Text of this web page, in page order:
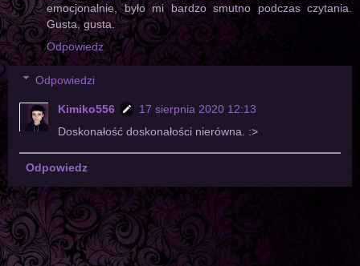
emocjonalnie, było mi bardzo smutno podczas czytania.
Gusta, gusta.
Odpowiedz
Odpowiedzi
Kimiko556
17 sierpnia 2020 12:13
Doskonałość doskonałości nierówna. :>
Odpowiedz